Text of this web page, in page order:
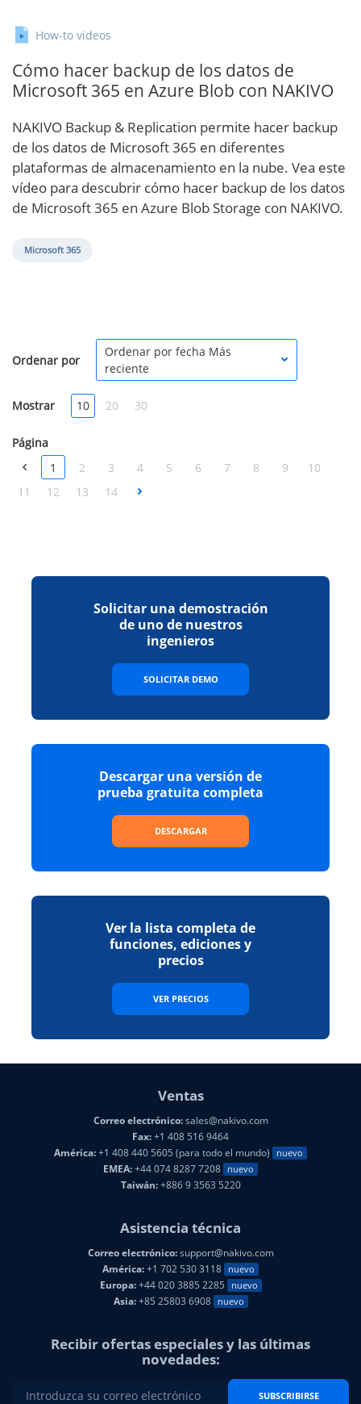
How-to videos
Cómo hacer backup de los datos de
Microsoft 365 en Azure Blob con NAKIVO
NAKIVO Backup & Replication permite hacer backup
de los datos de Microsoft 365 en diferentes
plataformas de almacenamiento en la nube. Vea este
vídeo para descubrir cómo hacer backup de los datos
de Microsoft 365 en Azure Blob Storage con NAKIVO.
Microsoft 365
Ordenar por
Ordenar por fecha Más
reciente
Mostrar 10 20 30
Página
1
2 3 4 5 6 7 8 9
10
11
12 13 14
Solicitar una demostración
de uno de nuestros
ingenieros
SOLICITAR DEMO
Descargar una versión de
prueba gratuita completa
DESCARGAR
Ver la lista completa de
funciones, ediciones y
precios
VER PRECIOS
Ventas
Correo electrónico:sales@nakivo.com
Fax:+1 408 516 9464
América:+1 408 440 5605 (para todo el mundo) nuevo
EMEA:+44 074 8287 7208 nuevo
Taiwán:+886 9 3563 5220
Asistencia técnica
Correo electrónico:support@nakivo.com
América:+1 702 530 3118 nuevo
Europa:+44 020 3885 2285 nuevo
Asia:+85 25803 6908 nuevo
Recibir ofertas especiales y las últimas
novedades:
SUBSCRIBIRSE